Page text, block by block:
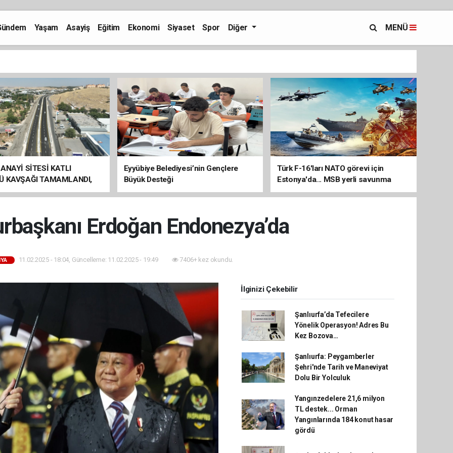
Yaşam Asayiş Eğitim Ekonomi Siyaset Spor Diğer MENÜ
SİTESİ KATLI
KAVŞAĞI TAMAMLANDI,
BAŞLADI
Eyyübiye Belediyesi’nin Gençlere
Büyük Desteği
Türk F-16'ları NATO görevi için
Estonya'da... MSB yerli savunma
sistemleriyle güçleniyor
Erdoğan Endonezya’da
11.02.2025 - 18:04, Güncelleme: 11.02.2025 - 19:49 7406+ kez okundu.
İlginizi Çekebilir
Şanlıurfa’da Tefecilere
Yönelik Operasyon! Adres Bu
Kez Bozova…
Şanlıurfa: Peygamberler
Şehri'nde Tarih ve Maneviyat
Dolu Bir Yolculuk
Yangınzedelere 21,6 milyon
TL destek... Orman
Yangınlarında 184 konut hasar
gördü